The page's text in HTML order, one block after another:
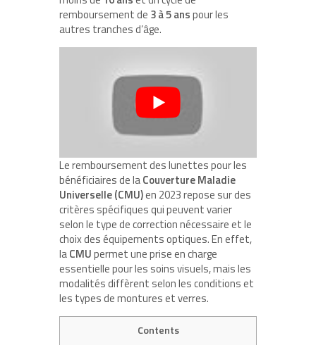
remboursement de 3 à 5 anspour les
autres tranches d’âge.
Le remboursement des lunettes pour les
bénéficiaires de laCouverture Maladie
Universelle (CMU)en 2023 repose sur des
critères spécifiques qui peuvent varier
selon le type de correction nécessaire et le
choix des équipements optiques. En effet,
laCMUpermet une prise en charge
essentielle pour les soins visuels, mais les
modalités diffèrent selon les conditions et
les types de montures et verres.
Contents